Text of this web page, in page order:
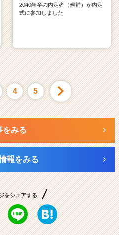
2040年卒の内定者（候補）が内定
式に参加しました
4 5
をみる
報をみる
をシェアする